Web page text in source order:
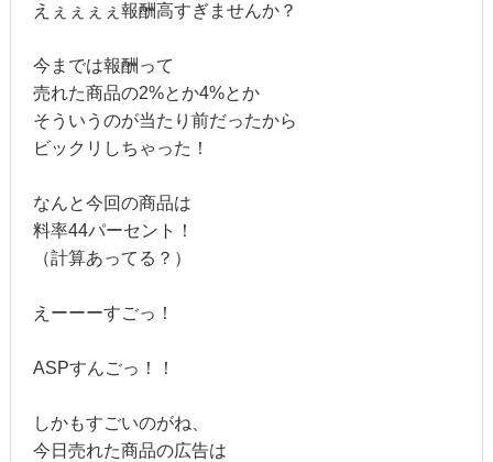
えぇぇぇぇ報酬高すぎませんか？
今までは報酬って
売れた商品の2%とか4%とか
そういうのが当たり前だったから
ビックリしちゃった！
なんと今回の商品は
料率44パーセント！
（計算あってる？）
えーーーすごっ！
ASPすんごっ！！
しかもすごいのがね、
今日売れた商品の広告は